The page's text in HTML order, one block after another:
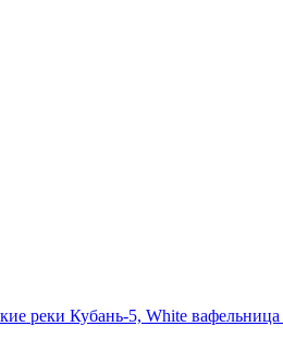
реки Кубань-5, White